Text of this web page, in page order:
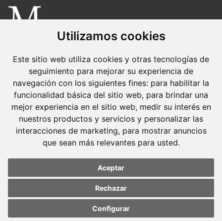
Utilizamos cookies
Este sitio web utiliza cookies y otras tecnologías de
seguimiento para mejorar su experiencia de
navegación con los siguientes fines: para habilitar la
funcionalidad básica del sitio web, para brindar una
mejor experiencia en el sitio web, medir su interés en
nuestros productos y servicios y personalizar las
interacciones de marketing, para mostrar anuncios
que sean más relevantes para usted.
Aceptar
Rechazar
Configurar
es una boutique de Derecho Penal con dedicación
exclusiva.
Barcelona
Avda. Diagonal, 399 Planta 1
08008 Barcelona
Tel. +34 934 152 244
Fax. +34 934 160 693
Madrid
José Abascal, 56 Planta 6